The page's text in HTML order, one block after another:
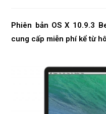
Phiên bản OS X 10.9.3
cung cấp miễn phí kể từ